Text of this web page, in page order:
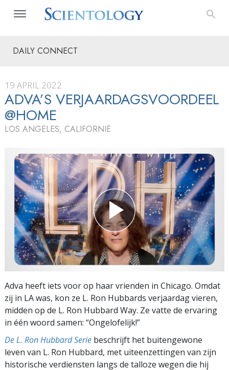
DAILY CONNECT
19 APRIL 2022
ADVA’S VERJAARDAGS­VOORDEEL
@HOME
LOS ANGELES, CALIFORNIË
Adva heeft iets voor op haar vrienden in Chicago. Omdat
zij in LA was, kon ze L. Ron Hubbards verjaardag vieren,
midden op de L. Ron Hubbard Way. Ze vatte de ervaring
in één woord samen: “Ongelofelijk!”
De L. Ron Hubbard Serie beschrijft het buitengewone
leven van L. Ron Hubbard, met uiteenzettingen van zijn
historische verdiensten langs de talloze wegen die hij